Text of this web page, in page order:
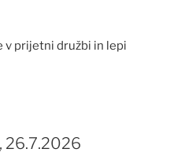
v prijetni družbi in lepi
26.7.2026